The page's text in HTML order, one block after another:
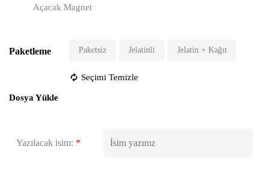
Açacak Magnet
Paketleme Paketsiz Jelatinli Jelatin + Kağıt
Seçimi Temizle
Dosya Yükle
Yazılacak isim: *